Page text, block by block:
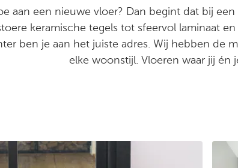
aan een nieuwe vloer? Dan begint dat bij
keramische tegels tot sfeervol laminaat
ben je aan het juiste adres. Wij hebben de
elke woonstijl. Vloeren waar jij én